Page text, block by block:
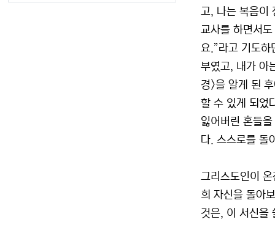
고, 나는 복음이
교사를 하면서
요.”라고 기도하
부였고, 내가 아
경>을 알게 된
할 수 있게 되었
잃어버린 혼들
다. 스스로를 돌
그리스도인이
희 자신을 돌아
것은, 이 서신을